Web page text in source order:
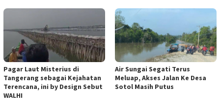
Pagar Laut Misterius di
Tangerang sebagai Kejahatan
Terencana, ini by Design Sebut
WALHI
Air Sungai Segati Terus
Meluap, Akses Jalan Ke Desa
Sotol Masih Putus